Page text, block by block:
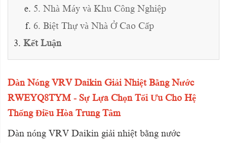
5. Nhà Máy và Khu Công Nghiệp
6. Biệt Thự và Nhà Ở Cao Cấp
Kết Luận
Dàn Nóng VRV Daikin Giải Nhiệt Bằng Nước
RWEYQ8TYM - Sự Lựa Chọn Tối Ưu Cho Hệ
Thống Điều Hòa Trung Tâm
Dàn nóng VRV Daikin giải nhiệt bằng nước